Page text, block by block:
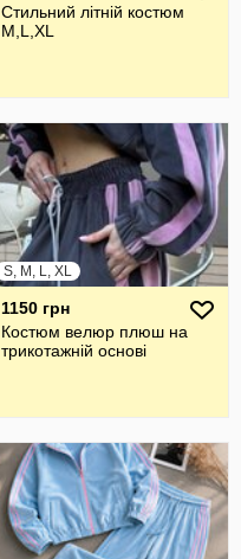
Стильний літній костюм
M,L,XL
S, M, L, XL
1150 грн
Костюм велюр плюш на
трикотажній основі